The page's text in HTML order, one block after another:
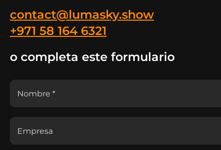
contact@lumasky.show
+971 58 164 6321
o completa este formulario